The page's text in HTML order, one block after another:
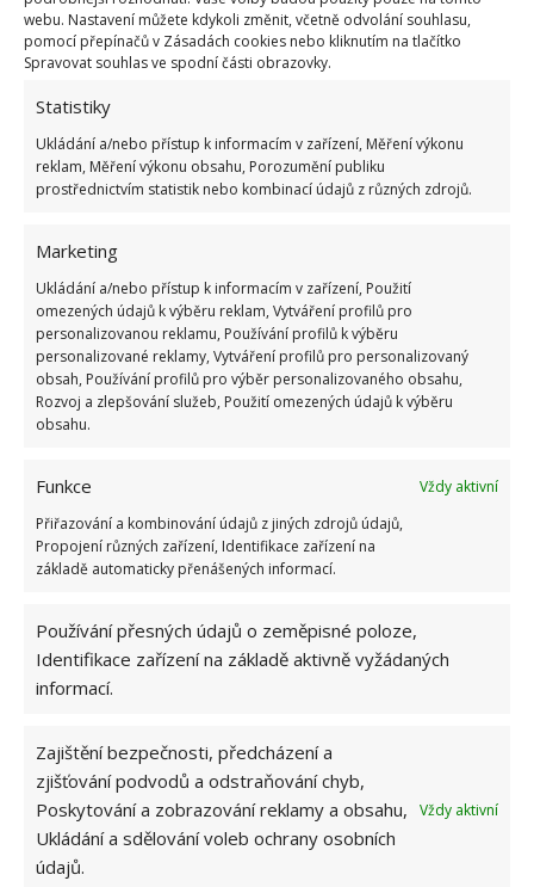
webu. Nastavení můžete kdykoli změnit, včetně odvolání souhlasu,
pomocí přepínačů v Zásadách cookies nebo kliknutím na tlačítko
Spravovat souhlas ve spodní části obrazovky.
Statistiky
Ukládání a/nebo přístup k informacím v zařízení, Měření výkonu
reklam, Měření výkonu obsahu, Porozumění publiku
prostřednictvím statistik nebo kombinací údajů z různých zdrojů.
Marketing
Ukládání a/nebo přístup k informacím v zařízení, Použití
omezených údajů k výběru reklam, Vytváření profilů pro
personalizovanou reklamu, Používání profilů k výběru
personalizované reklamy, Vytváření profilů pro personalizovaný
obsah, Používání profilů pro výběr personalizovaného obsahu,
Rozvoj a zlepšování služeb, Použití omezených údajů k výběru
obsahu.
Funkce
Vždy aktivní
Přiřazování a kombinování údajů z jiných zdrojů údajů,
Propojení různých zařízení, Identifikace zařízení na
základě automaticky přenášených informací.
Používání přesných údajů o zeměpisné poloze,
Identifikace zařízení na základě aktivně vyžádaných
informací.
Zajištění bezpečnosti, předcházení a
zjišťování podvodů a odstraňování chyb,
Poskytování a zobrazování reklamy a obsahu,
Ukládání a sdělování voleb ochrany osobních
údajů.
Vždy aktivní
Retro kvíz o oblíbených autech v dobách
socialismu: Tehdejší řidiči musí získat 10 z 10
bodů
ŽHAVÉ NOVINKY
Za tablety do myčky už v obchodě ani korunu.
Vyrobit si je doma zvládne každý a téměř
zadarmo
9.8.2026
Kapsle do pračky většina lidí používá špatně.
9.8.2026